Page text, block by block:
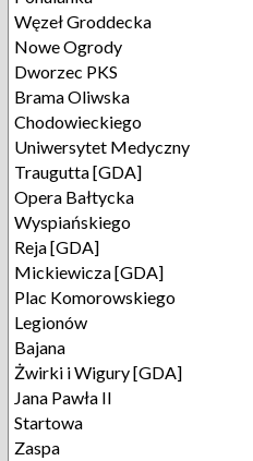
Węzeł Groddecka
Nowe Ogrody
Dworzec PKS
Brama Oliwska
Chodowieckiego
Uniwersytet Medyczny
Traugutta [GDA]
Opera Bałtycka
Wyspiańskiego
Reja [GDA]
Mickiewicza [GDA]
Plac Komorowskiego
Legionów
Bajana
Żwirki i Wigury [GDA]
Jana Pawła II
Startowa
Zaspa